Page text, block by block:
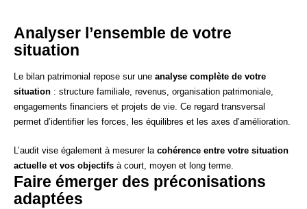
Analyser l’ensemble de votre
situation
Le bilan patrimonial repose sur une analyse complète de votre
situation : structure familiale, revenus, organisation patrimoniale,
engagements financiers et projets de vie. Ce regard transversal
permet d’identifier les forces, les équilibres et les axes d’amélioration.
L’audit vise également à mesurer la cohérence entre votre situation
actuelle et vos objectifs à court, moyen et long terme.
Faire émerger des préconisations
adaptées